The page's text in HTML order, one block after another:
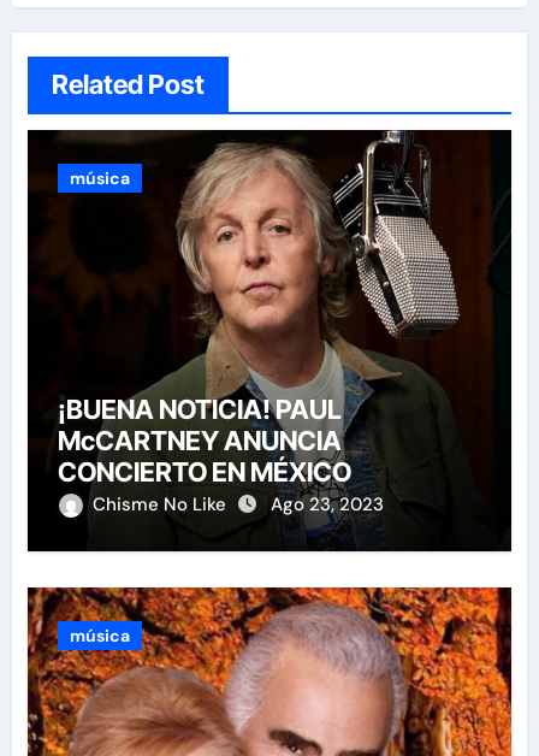
Related Post
música
¡BUENA NOTICIA! PAUL
McCARTNEY ANUNCIA
CONCIERTO EN MÉXICO
Chisme No Like Ago 23, 2023
música